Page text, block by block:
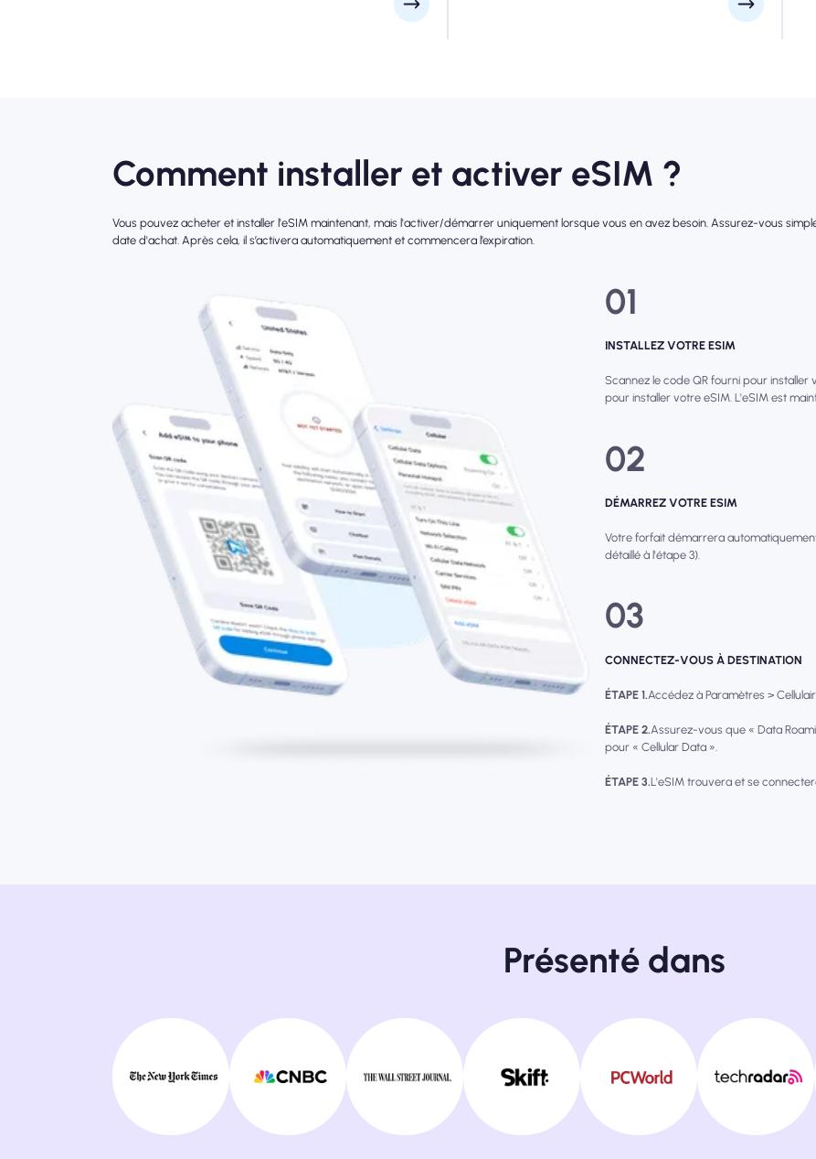
Comment installer et activer eSIM ?
Vous pouvez acheter et installer l'eSIM maintenant, mais l'activer/démarrer uniquement lorsque vous en avez besoin. Assurez-vous
date d'achat. Après cela, il s’activera automatiquement et commencera l’expiration.
01
INSTALLEZ VOTRE ESIM
Scannez le code QR fourni pour installer
pour installer votre eSIM. L'eSIM est
02
DÉMARREZ VOTRE ESIM
Votre forfait démarrera
détaillé à l'étape 3).
03
CONNECTEZ-VOUS À DESTINATION
ÉTAPE 1.Accédez à Paramètres >
ÉTAPE 2.Assurez-vous que « Data
pour « Cellular Data ».
ÉTAPE 3.L'eSIM trouvera et se
Présenté dans